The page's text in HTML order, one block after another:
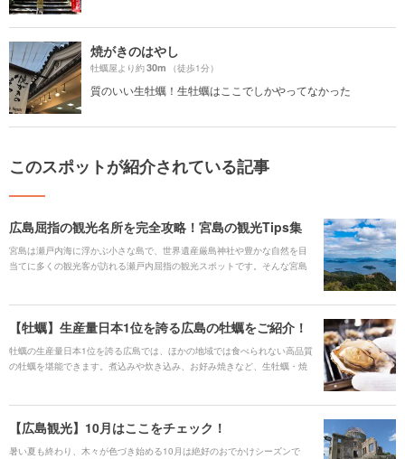
焼がきのはやし
牡蠣屋より約30m （徒歩1分）
質のいい生牡蠣！生牡蠣はここでしかやってなかった
このスポットが紹介されている記事
広島屈指の観光名所を完全攻略！宮島の観光Tips集
宮島は瀬戸内海に浮かぶ小さな島で、世界遺産厳島神社や豊かな自然を目
当てに多くの観光客が訪れる瀬戸内屈指の観光スポットです。そんな宮島
【牡蠣】生産量日本1位を誇る広島の牡蠣をご紹介！
牡蠣の生産量日本1位を誇る広島では、ほかの地域では食べられない高品質
の牡蠣を堪能できます。煮込みや炊き込み、お好み焼きなど、生牡蠣・焼
などを紹介していきます。
【広島観光】10月はここをチェック！
暑い夏も終わり、木々が色づき始める10月は絶好のおでかけシーズンで